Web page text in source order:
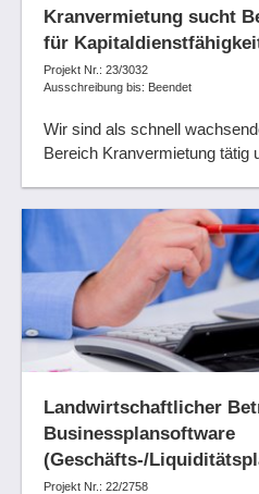
Kranvermietung sucht
für
Projekt Nr.: 23/3032
Ausschreibung bis: Beendet
Wir sind als schnell
Bereich Kranvermietung tätig
Landwirtschaftlicher
Businessplansoftware
(Geschäfts-/
Projekt Nr.: 22/2758